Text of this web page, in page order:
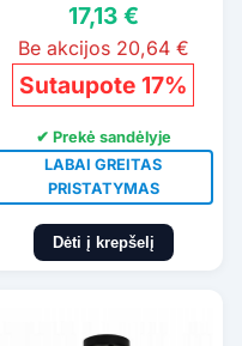
17,13 €
Be akcijos 20,64 €
Sutaupote 17%
✔ Prekė sandėlyje
LABAI GREITAS
PRISTATYMAS
Dėti į krepšelį